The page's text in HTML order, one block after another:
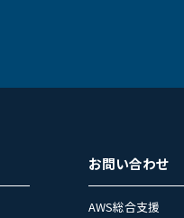
お問い合わせ
AWS総合支援